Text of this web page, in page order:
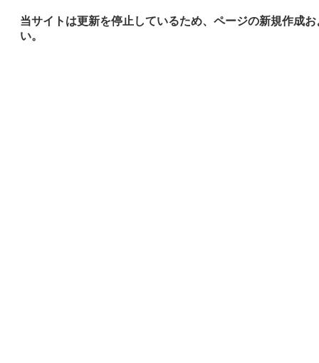
当サイトは更新を停止しているため、ページの新規作成
い。